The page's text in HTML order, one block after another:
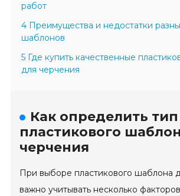
работ
4 Преимущества и недостатки
шаблонов
5 Где купить качественные
для черчения
Как определить тип
пластикового
черчения
При выборе пластикового шаблона
важно учитывать несколько